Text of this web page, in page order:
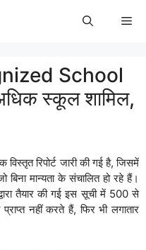
School
स्कूल शामिल,
विस्तृत रिपोर्ट जारी की गई है, जिसमें
मान्यता के संचालित हो रहे हैं।
तैयार की गई इस सूची में 500 से
नहीं करते हैं, फिर भी लगातार